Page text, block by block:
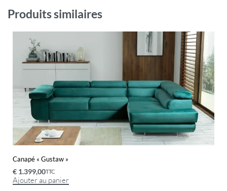
Produits similaires
Canapé « Gustaw »
€ 1.399,00TTC
Ajouter au panier